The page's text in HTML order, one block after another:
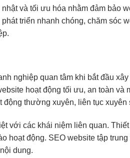
và tối ưu hóa nhằm đảm bảo
triển nhanh chóng, chăm sóc
nghiệp quan tâm khi bắt đầu
hoạt động tối ưu, an toàn
thường xuyên, liên tục
với các khái niệm liên quan.
hoạt động. SEO website tập
dung.